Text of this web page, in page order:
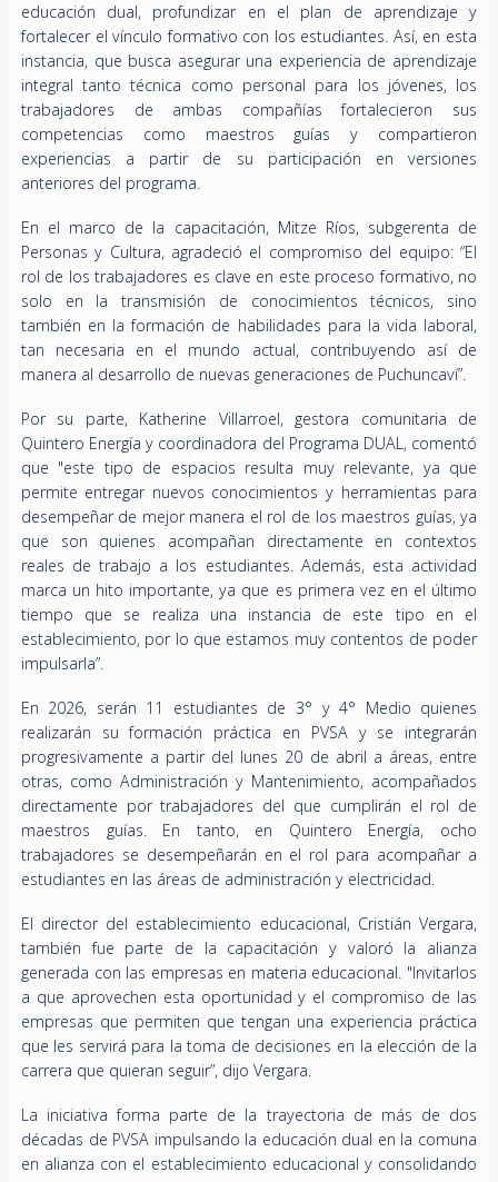
educación dual, profundizar en el plan de aprendizaje y
fortalecer el vínculo formativo con los estudiantes. Así, en esta
instancia, que busca asegurar una experiencia de aprendizaje
integral tanto técnica como personal para los jóvenes, los
trabajadores de ambas compañías fortalecieron sus
competencias como maestros guías y compartieron
experiencias a partir de su participación en versiones
anteriores del programa.
En el marco de la capacitación, Mitze Ríos, subgerenta de
Personas y Cultura, agradeció el compromiso del equipo: “El
rol de los trabajadores es clave en este proceso formativo, no
solo en la transmisión de conocimientos técnicos, sino
también en la formación de habilidades para la vida laboral,
tan necesaria en el mundo actual, contribuyendo así de
manera al desarrollo de nuevas generaciones de Puchuncaví”.
Por su parte, Katherine Villarroel, gestora comunitaria de
Quintero Energía y coordinadora del Programa DUAL, comentó
que "este tipo de espacios resulta muy relevante, ya que
permite entregar nuevos conocimientos y herramientas para
desempeñar de mejor manera el rol de los maestros guías, ya
que son quienes acompañan directamente en contextos
reales de trabajo a los estudiantes. Además, esta actividad
marca un hito importante, ya que es primera vez en el último
tiempo que se realiza una instancia de este tipo en el
establecimiento, por lo que estamos muy contentos de poder
impulsarla”.
En 2026, serán 11 estudiantes de 3° y 4° Medio quienes
realizarán su formación práctica en PVSA y se integrarán
progresivamente a partir del lunes 20 de abril a áreas, entre
otras, como Administración y Mantenimiento, acompañados
directamente por trabajadores del que cumplirán el rol de
maestros guías. En tanto, en Quintero Energía, ocho
trabajadores se desempeñarán en el rol para acompañar a
estudiantes en las áreas de administración y electricidad.
El director del establecimiento educacional, Cristián Vergara,
también fue parte de la capacitación y valoró la alianza
generada con las empresas en materia educacional. "Invitarlos
a que aprovechen esta oportunidad y el compromiso de las
empresas que permiten que tengan una experiencia práctica
que les servirá para la toma de decisiones en la elección de la
carrera que quieran seguir”, dijo Vergara.
La iniciativa forma parte de la trayectoria de más de dos
décadas de PVSA impulsando la educación dual en la comuna
en alianza con el establecimiento educacional y consolidando